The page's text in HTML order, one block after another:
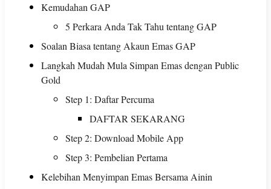
Kemudahan GAP
5 Perkara Anda Tak Tahu tentang GAP
Soalan Biasa tentang Akaun Emas GAP
Langkah Mudah Mula Simpan Emas dengan Public
Gold
Step 1: Daftar Percuma
DAFTAR SEKARANG
Step 2: Download Mobile App
Step 3: Pembelian Pertama
Kelebihan Menyimpan Emas Bersama Ainin